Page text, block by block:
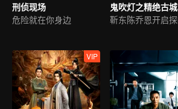
刑侦现场
危险就在你身边
鬼吹灯之精绝古城
VIP